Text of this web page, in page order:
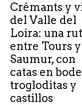
Crémants y
del Valle del
Loira: una
entre Tours y
Saumur, con
catas en
trogloditas y
castillos